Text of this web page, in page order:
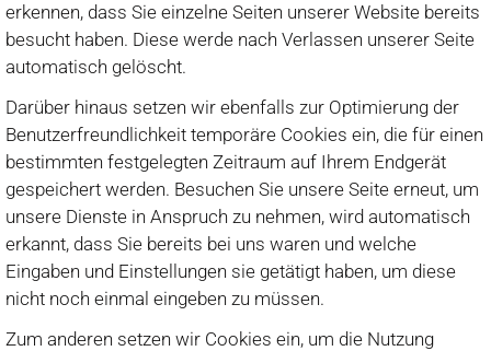
erkennen, dass Sie einzelne Seiten unserer Website bereits
besucht haben. Diese werde nach Verlassen unserer Seite
automatisch gelöscht.
Darüber hinaus setzen wir ebenfalls zur Optimierung der
Benutzerfreundlichkeit temporäre Cookies ein, die für einen
bestimmten festgelegten Zeitraum auf Ihrem Endgerät
gespeichert werden. Besuchen Sie unsere Seite erneut, um
unsere Dienste in Anspruch zu nehmen, wird automatisch
erkannt, dass Sie bereits bei uns waren und welche
Eingaben und Einstellungen sie getätigt haben, um diese
nicht noch einmal eingeben zu müssen.
Zum anderen setzen wir Cookies ein, um die Nutzung